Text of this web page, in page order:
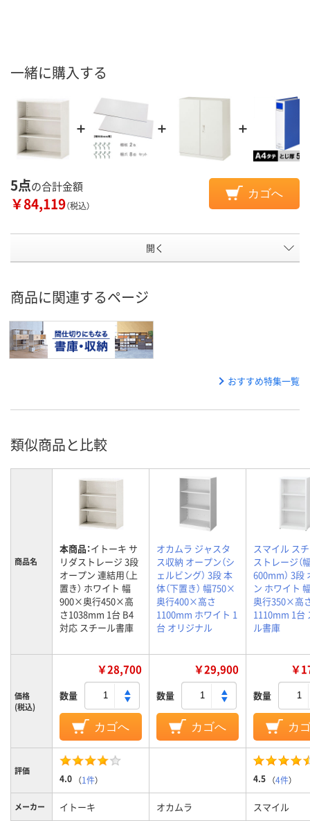
一緒に購入する
5点の合計金額
￥84,119（税込）
カゴへ
開く
商品に関連するページ
おすすめ特集一覧
類似商品と比較
商品名
本商品：イトーキ サ
リダストレージ 3段
オープン 連結用（上
置き） ホワイト 幅
900×奥行450×高
さ1038mm 1台 B4
対応 スチール書庫
オカムラ ジャスタ
ス収納 オープン（シ
ェルビング） 3段 本
体（下置き） 幅750×
奥行400×高さ
1100mm ホワイト 1
台 オリジナル
スマイル ス
ストレージ（
600mm） 3段
ン ホワイト
奥行350×高
1110mm 1台
ル書庫
価格
(税込)
￥28,700
数量
カゴへ
￥29,900
数量
カゴへ
￥
数量
カ
評価
4.0 （1件） 4.5 （4件）
メーカー イトーキ オカムラ スマイル